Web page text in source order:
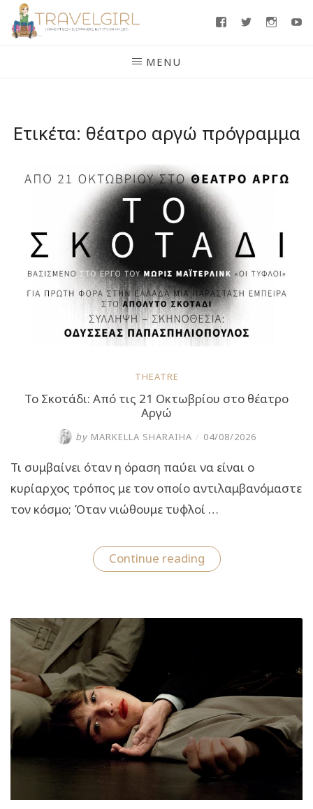
Skip
FacebookTwitter
MENU
Ετικέτα: θέατρο αργώ πρόγραμμα
THEATRE
Το Σκοτάδι: Από τις 21 Οκτωβρίου στο θέατρο
Αργώ
by MARKELLA SHARAIHA / 04/08/2026
Τι συμβαίνει όταν η όραση παύει να είναι ο
κυρίαρχος τρόπος με τον οποίο αντιλαμβανόμαστε
τον κόσμο; Όταν νιώθουμε τυφλοί …
Continue reading“Το
Σκοτάδι:
Οκτωβρίου